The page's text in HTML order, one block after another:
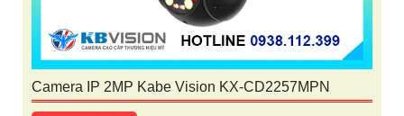
Camera IP 2MP Kabe Vision KX-CD2257MPN